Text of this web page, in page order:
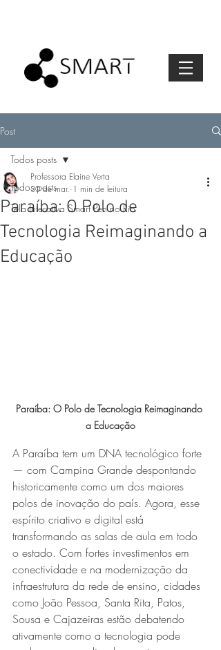
Post
Todos posts
Tela Interativa Smart Pen no Rio
Todos posts
Paraíba: O Polo de
Tecnologia Reimaginando a
Educação
Professora Elaine Verta
30 de mar. 1 min de leitura
Paraíba: O Polo de Tecnologia Reimaginando
a Educação
A Paraíba tem um DNA tecnológico forte
— com Campina Grande despontando
historicamente como um dos maiores
polos de inovação do país. Agora, esse
espírito criativo e digital está
transformando as salas de aula em todo
o estado. Com fortes investimentos em
conectividade e na modernização da
infraestrutura da rede de ensino, cidades
como João Pessoa, Santa Rita, Patos,
Sousa e Cajazeiras estão debatendo
ativamente como a tecnologia pode